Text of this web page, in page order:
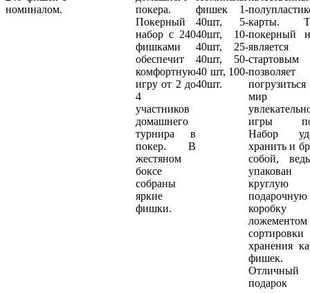
номиналом.
покера.
Покерный
набор с 240
фишками
обеспечит
комфортную
игру от 2 до
4
участников
домашнего
турнира в
покер. В
жестяном
боксе
собраны
яркие
фишки.
фишек 1-
40шт, 5-
40шт, 10-
40шт, 25-
40шт, 50-
40 шт, 100-
40шт.
карты.
покерный
является
позволяет
мир
игры
Набор
хранить и
собой,
круглую
подарочную
хранения
фишек.
Отличный
подарок